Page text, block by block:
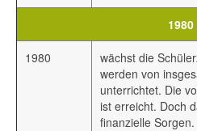
1980
1980
wächst die
werden von
unterrichtet. Die
ist erreicht. Doch
finanzielle Sorgen.